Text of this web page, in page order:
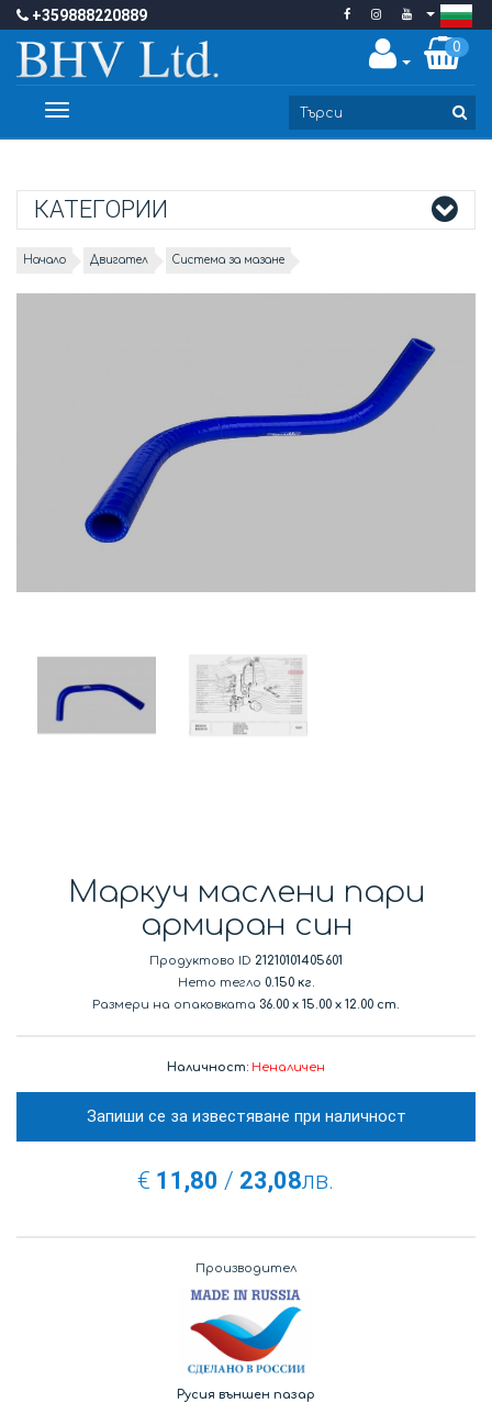
+359888220889
0
Toggle
КАТЕГОРИИ
Начало Двигател Система за мазане
Маркуч маслени пари
армиран син
Продуктово ID 21210101405601
Нето тегло 0.150 кг.
Размери на опаковката 36.00 x 15.00 x 12.00 cm.
Наличност: Неналичен
Запиши се за известяване при наличност
€ 11,80 / 23,08лв.
Производител
Русия външен пазар